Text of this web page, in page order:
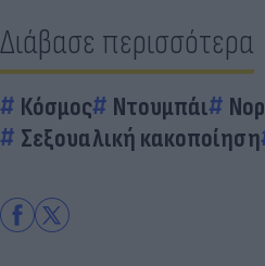
Διάβασε περισσότερα
Κόσμος Ντουμπάι
Σεξουαλική κακοποίηση